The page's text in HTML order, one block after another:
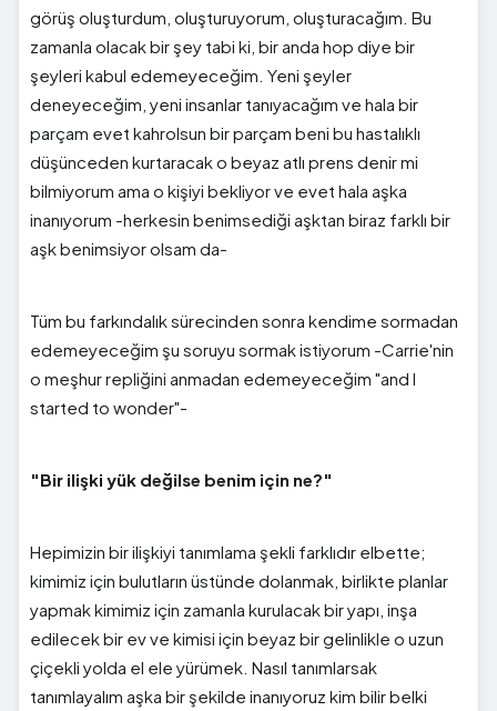
görüş oluşturdum, oluşturuyorum, oluşturacağım. Bu
zamanla olacak bir şey tabi ki, bir anda hop diye bir
şeyleri kabul edemeyeceğim. Yeni şeyler
deneyeceğim, yeni insanlar tanıyacağım ve hala bir
parçam evet kahrolsun bir parçam beni bu hastalıklı
düşünceden kurtaracak o beyaz atlı prens denir mi
bilmiyorum ama o kişiyi bekliyor ve evet hala aşka
inanıyorum -herkesin benimsediği aşktan biraz farklı bir
aşk benimsiyor olsam da-
Tüm bu farkındalık sürecinden sonra kendime sormadan
edemeyeceğim şu soruyu sormak istiyorum -Carrie'nin
o meşhur repliğini anmadan edemeyeceğim "and I
started to wonder"-
"Bir ilişki yük değilse benim için ne?"
Hepimizin bir ilişkiyi tanımlama şekli farklıdır elbette;
kimimiz için bulutların üstünde dolanmak, birlikte planlar
yapmak kimimiz için zamanla kurulacak bir yapı, inşa
edilecek bir ev ve kimisi için beyaz bir gelinlikle o uzun
çiçekli yolda el ele yürümek. Nasıl tanımlarsak
tanımlayalım aşka bir şekilde inanıyoruz kim bilir belki